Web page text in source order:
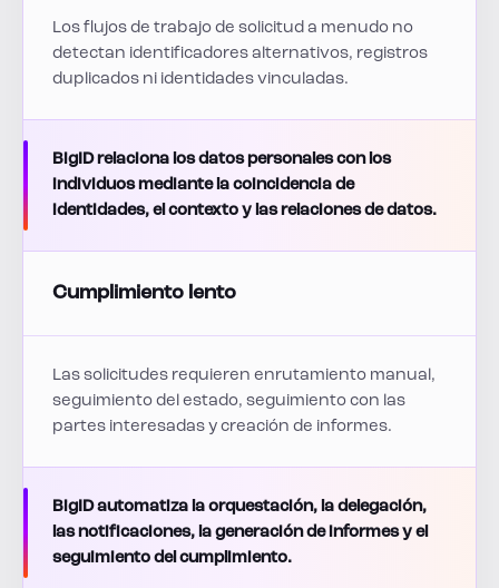
Los flujos de trabajo de solicitud a menudo no
detectan identificadores alternativos, registros
duplicados ni identidades vinculadas.
BigID relaciona los datos personales con los
individuos mediante la coincidencia de
identidades, el contexto y las relaciones de datos.
Cumplimiento lento
Las solicitudes requieren enrutamiento manual,
seguimiento del estado, seguimiento con las
partes interesadas y creación de informes.
BigID automatiza la orquestación, la delegación,
las notificaciones, la generación de informes y el
seguimiento del cumplimiento.